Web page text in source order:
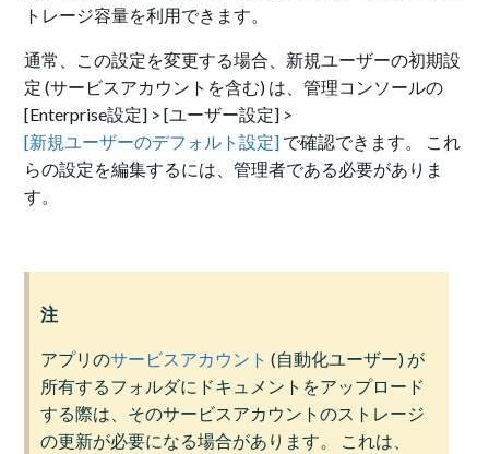
トレージ容量を利用できます。
通常、この設定を変更する場合、新規ユーザーの初期設
定 (サービスアカウントを含む) は、管理コンソールの
[Enterprise設定] > [ユーザー設定] >
[新規ユーザーのデフォルト設定] で確認できます。 これ
らの設定を編集するには、管理者である必要がありま
す。
注
アプリのサービスアカウント (自動化ユーザー) が
所有するフォルダにドキュメントをアップロード
する際は、そのサービスアカウントのストレージ
の更新が必要になる場合があります。 これは、